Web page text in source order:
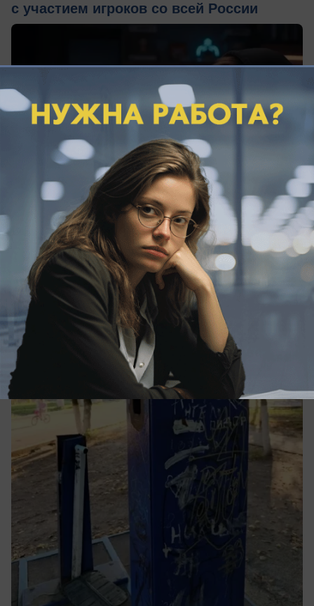
с участием игроков со всей России
05.08.2026 0
Политика
Имитируя успех: депутат Сухинин снова
решил «попиариться» на работе
администрации
И снова «попал впросак»